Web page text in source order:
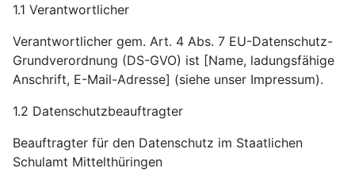
1.1 Verantwortlicher
Verantwortlicher gem. Art. 4 Abs. 7 EU-Datenschutz-
Grundverordnung (DS-GVO) ist [Name, ladungsfähige
Anschrift, E-Mail-Adresse] (siehe unser Impressum).
1.2 Datenschutzbeauftragter
Beauftragter für den Datenschutz im Staatlichen
Schulamt Mittelthüringen